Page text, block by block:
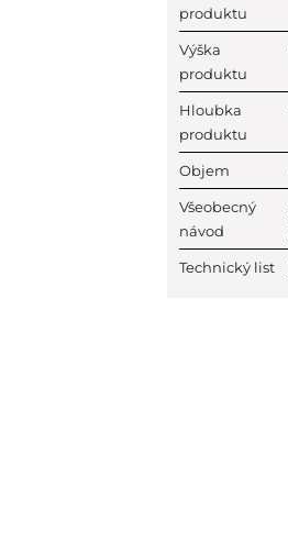
produktu
Výška
produktu
Hloubka
produktu
Objem
Všeobecný
návod
Technický list